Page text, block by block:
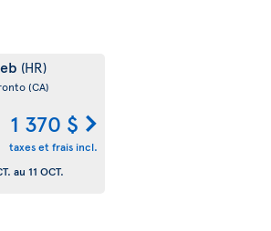
(HR)
(CA)
1 370 $
taxes et frais incl.
au 11 OCT.